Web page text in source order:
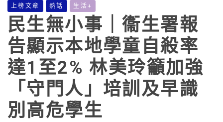
上榜文章 熱話 生活+
民生無小事｜衞生署報
告顯示本地學童自殺率
達1至2% 林美玲籲加強
「守門人」培訓及早識
別高危學生